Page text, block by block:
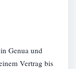
Genua und
Vertrag bis